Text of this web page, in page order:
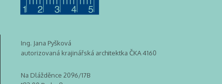
Ing. Jana Pyšková
autorizovaná krajinářská architektka ČKA 4160
Na Dlážděnce 2096/17B